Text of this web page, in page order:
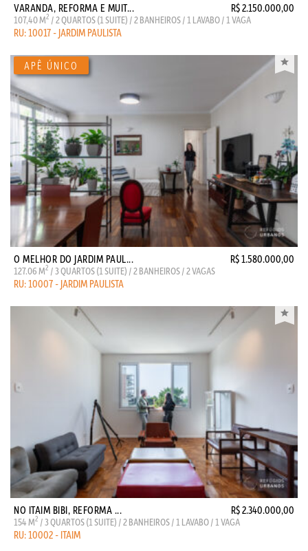
VARANDA, REFORMA E MUIT... R$ 2.150.000,00
107,40 M2 / 2 QUARTOS (1 SUITE) / 2 BANHEIROS / 1 LAVABO / 1 VAGA
RU: 10017 - JARDIM PAULISTA
O MELHOR DO JARDIM PAUL... R$ 1.580.000,00
127.06 M2 / 3 QUARTOS (1 SUITE) / 2 BANHEIROS / 2 VAGAS
RU: 10007 - JARDIM PAULISTA
NO ITAIM BIBI, REFORMA ... R$ 2.340.000,00
154 M2 / 3 QUARTOS (1 SUITE) / 2 BANHEIROS / 1 LAVABO / 1 VAGA
RU: 10002 - ITAIM